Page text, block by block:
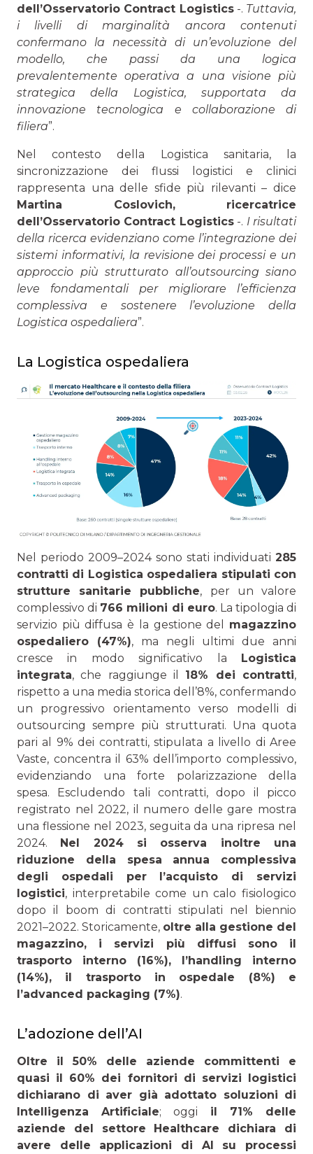
dell’Osservatorio Contract Logistics-. Tuttavia,
i livelli di marginalità ancora contenuti
confermano la necessità di un’evoluzione del
modello, che passi da una logica
prevalentemente operativa a una visione più
strategica della Logistica, supportata da
innovazione tecnologica e collaborazione di
filiera”.
Nel contesto della Logistica sanitaria, la
sincronizzazione dei flussi logistici e clinici
rappresenta una delle sfide più rilevanti – dice
Martina Coslovich, ricercatrice
dell’Osservatorio Contract Logistics-. I risultati
della ricerca evidenziano come l’integrazione dei
sistemi informativi, la revisione dei processi e un
approccio più strutturato all’outsourcing siano
leve fondamentali per migliorare l’efficienza
complessiva e sostenere l’evoluzione della
Logistica ospedaliera”.
La Logistica ospedaliera
Nel periodo 2009–2024 sono stati individuati 285
contratti di Logistica ospedaliera stipulati con
strutture sanitarie pubbliche, per un valore
complessivo di 766 milioni di euro. La tipologia di
servizio più diffusa è la gestione del magazzino
ospedaliero (47%), ma negli ultimi due anni
cresce in modo significativo la Logistica
integrata, che raggiunge il 18% dei contratti,
rispetto a una media storica dell’8%, confermando
un progressivo orientamento verso modelli di
outsourcing sempre più strutturati. Una quota
pari al 9% dei contratti, stipulata a livello di Aree
Vaste, concentra il 63% dell’importo complessivo,
evidenziando una forte polarizzazione della
spesa. Escludendo tali contratti, dopo il picco
registrato nel 2022, il numero delle gare mostra
una flessione nel 2023, seguita da una ripresa nel
2024. Nel 2024 si osserva inoltre una
riduzione della spesa annua complessiva
degli ospedali per l’acquisto di servizi
logistici, interpretabile come un calo fisiologico
dopo il boom di contratti stipulati nel biennio
2021–2022. Storicamente, oltre alla gestione del
magazzino, i servizi più diffusi sono il
trasporto interno (16%), l’handling interno
(14%), il trasporto in ospedale (8%) e
l’advanced packaging (7%).
L’adozione dell’AI
Oltre il 50% delle aziende committenti e
quasi il 60% dei fornitori di servizi logistici
dichiarano di aver già adottato soluzioni di
Intelligenza Artificiale; oggi il 71% delle
aziende del settore Healthcare dichiara di
avere delle applicazioni di AI su processi